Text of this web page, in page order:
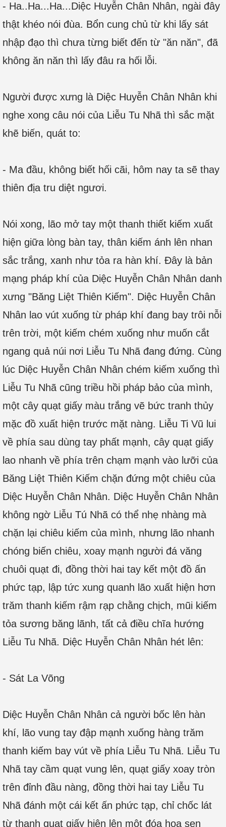
- Ha..Ha...Ha...Diệc Huyễn Chân Nhân, ngài đây
thật khéo nói đùa. Bổn cung chủ từ khi lấy sát
nhập đạo thì chưa từng biết đến từ "ăn năn", đã
không ăn năn thì lấy đâu ra hối lỗi.
Người được xưng là Diệc Huyễn Chân Nhân khi
nghe xong câu nói của Liễu Tu Nhã thì sắc mặt
khẽ biến, quát to:
- Ma đầu, không biết hối cãi, hôm nay ta sẽ thay
thiên địa tru diệt ngươi.
Nói xong, lão mở tay một thanh thiết kiếm xuất
hiện giữa lòng bàn tay, thân kiếm ánh lên nhan
sắc trắng, xanh như tỏa ra hàn khí. Đây là bản
mạng pháp khí của Diệc Huyễn Chân Nhân danh
xưng "Băng Liệt Thiên Kiếm". Diệc Huyễn Chân
Nhân lao vút xuống từ pháp khí đang bay trôi nỗi
trên trời, một kiếm chém xuống như muốn cắt
ngang quả núi nơi Liễu Tu Nhã đang đứng. Cùng
lúc Diệc Huyễn Chân Nhân chém kiếm xuống thì
Liễu Tu Nhã cũng triều hồi pháp bảo của mình,
một cây quạt giấy màu trắng vẽ bức tranh thủy
mặc đồ xuất hiện trước mặt nàng. Liễu Ti Vũ lui
về phía sau dùng tay phất mạnh, cây quạt giấy
lao nhanh về phía trên chạm mạnh vào lưỡi của
Băng Liệt Thiên Kiếm chặn đứng một chiêu của
Diệc Huyễn Chân Nhân. Diệc Huyễn Chân Nhân
không ngờ Liễu Tú Nhã có thể nhẹ nhàng mà
chặn lại chiêu kiếm của mình, nhưng lão nhanh
chóng biến chiêu, xoay mạnh người đá văng
chuôi quạt đi, đồng thời hai tay kết một đồ ấn
phức tạp, lập tức xung quanh lão xuất hiện hơn
trăm thanh kiếm rậm rạp chằng chịch, mũi kiếm
tỏa sương băng lãnh, tất cả điều chĩa hướng
Liễu Tu Nhã. Diệc Huyễn Chân Nhân hét lên:
- Sát La Võng
Diệc Huyễn Chân Nhân cả người bốc lên hàn
khí, lão vung tay đập mạnh xuống hàng trăm
thanh kiếm bay vút về phía Liễu Tu Nhã. Liễu Tu
Nhã tay cầm quạt vung lên, quạt giấy xoay tròn
trên đỉnh đầu nàng, đồng thời hai tay Liễu Tu
Nhã đánh một cái kết ấn phức tạp, chỉ chốc lát
từ thanh quạt giấy hiện lên một đóa hoa sen